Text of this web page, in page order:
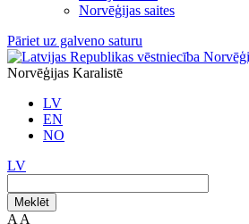
Norvēģijas saites
Pāriet uz galveno saturu
Norvēģijas Karalistē
LV
EN
NO
LV
Meklēt
A A